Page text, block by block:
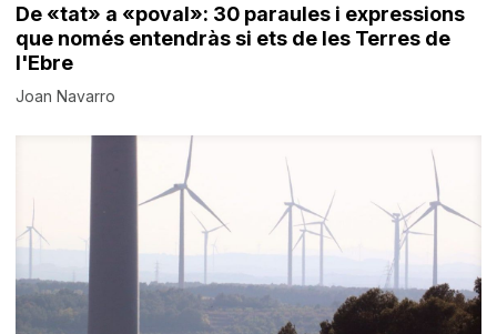
De «tat» a «poval»: 30 paraules i expressions
que només entendràs si ets de les Terres de
l'Ebre
Joan Navarro